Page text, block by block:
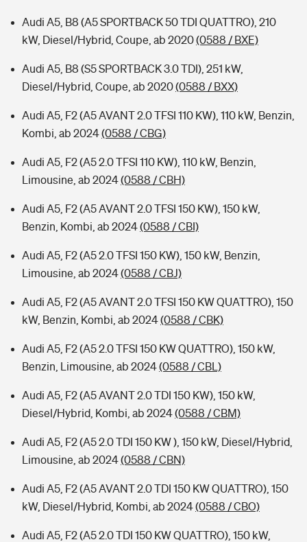
Audi A5, B8 (A5 SPORTBACK 50 TDI QUATTRO), 210
kW, Diesel/Hybrid, Coupe, ab 2020(0588 / BXE)
Audi A5, B8 (S5 SPORTBACK 3.0 TDI), 251 kW,
Diesel/Hybrid, Coupe, ab 2020(0588 / BXX)
Audi A5, F2 (A5 AVANT 2.0 TFSI 110 KW), 110 kW, Benzin,
Kombi, ab 2024(0588 / CBG)
Audi A5, F2 (A5 2.0 TFSI 110 KW), 110 kW, Benzin,
Limousine, ab 2024(0588 / CBH)
Audi A5, F2 (A5 AVANT 2.0 TFSI 150 KW), 150 kW,
Benzin, Kombi, ab 2024(0588 / CBI)
Audi A5, F2 (A5 2.0 TFSI 150 KW), 150 kW, Benzin,
Limousine, ab 2024(0588 / CBJ)
Audi A5, F2 (A5 AVANT 2.0 TFSI 150 KW QUATTRO), 150
kW, Benzin, Kombi, ab 2024(0588 / CBK)
Audi A5, F2 (A5 2.0 TFSI 150 KW QUATTRO), 150 kW,
Benzin, Limousine, ab 2024(0588 / CBL)
Audi A5, F2 (A5 AVANT 2.0 TDI 150 KW), 150 kW,
Diesel/Hybrid, Kombi, ab 2024(0588 / CBM)
Audi A5, F2 (A5 2.0 TDI 150 KW ), 150 kW, Diesel/Hybrid,
Limousine, ab 2024(0588 / CBN)
Audi A5, F2 (A5 AVANT 2.0 TDI 150 KW QUATTRO), 150
kW, Diesel/Hybrid, Kombi, ab 2024(0588 / CBO)
Audi A5, F2 (A5 2.0 TDI 150 KW QUATTRO), 150 kW,